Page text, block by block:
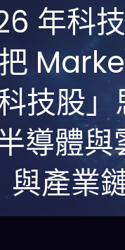
年科
技股
導體
與產業